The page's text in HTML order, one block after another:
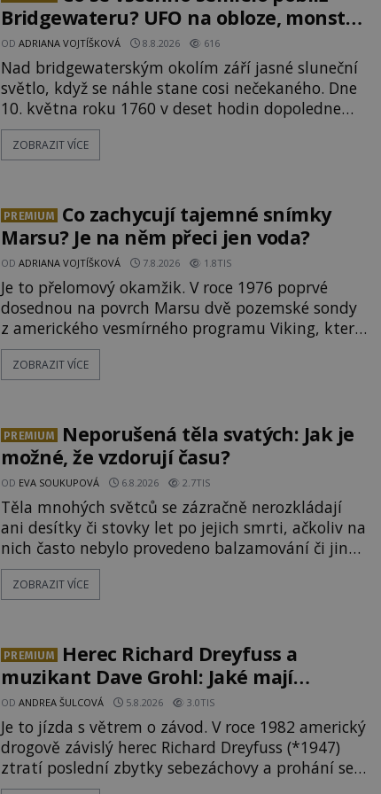
Bridgewateru? UFO na obloze, monstra
v bažinách!
ODADRIANA VOJTÍŠKOVÁ 8.8.2026 616
Nad bridgewaterským okolím září jasné sluneční
světlo, když se náhle stane cosi nečekaného. Dne
10. května roku 1760 v deset hodin dopoledne
zde dojde k vůbec prvnímu historicky
doloženému přeletu UFO. Podle záznamů
nebo se zde skutečně právě vznáší mimozemská
loď
ZOBRAZIT VÍCE
PREMIUM
Co zachycují tajemné snímky
Marsu? Je na něm přeci jen voda?
ODADRIANA VOJTÍŠKOVÁ 7.8.2026 1.8TIS
Je to přelomový okamžik. V roce 1976 poprvé
dosednou na povrch Marsu dvě pozemské sondy
z amerického vesmírného programu Viking, které
jsou schopny pořídit fotografie záhadami
opředené rudé planety. Viking 1 zde zaznamená
připomínající lidskou tvář. NASA (Národní úřad
ZOBRAZIT VÍCE
PREMIUM
Neporušená těla svatých: Jak je
možné, že vzdorují času?
OD EVA SOUKUPOVÁ 6.8.2026 2.7TIS
Těla mnohých světců se zázračně nerozkládají
ani desítky či stovky let po jejich smrti, ačkoliv na
nich často nebylo provedeno balzamování či jiné
pokusy o konzervaci. Neporušené ostatky bývají
považovány za důkaz svatosti zemřelých. Jaké
Milosrdných
ZOBRAZIT VÍCE
PREMIUM
Herec Richard Dreyfuss a
muzikant Dave Grohl: Jaké mají
paranormální zážitky?
ODANDREA ŠULCOVÁ 5.8.2026 3.0TIS
Je to jízda s větrem o závod. V roce 1982 americký
drogově závislý herec Richard Dreyfuss (*1947)
ztratí poslední zbytky sebezáchovy a prohání se
po silnicích ve svém mercedesu jako utržený ze